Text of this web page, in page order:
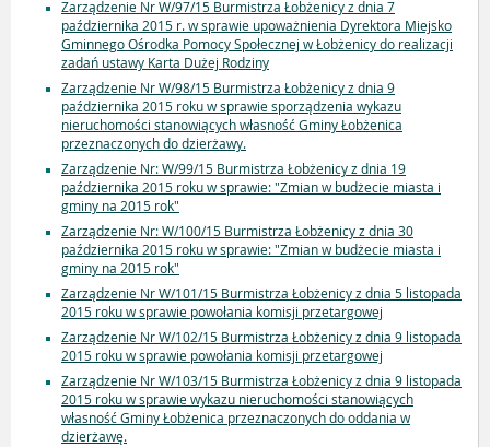
Zarządzenie Nr W/97/15 Burmistrza Łobżenicy z dnia 7
października 2015 r. w sprawie upoważnienia Dyrektora Miejsko
Gminnego Ośrodka Pomocy Społecznej w Łobżenicy do realizacji
zadań ustawy Karta Dużej Rodziny
Zarządzenie Nr W/98/15 Burmistrza Łobżenicy z dnia 9
października 2015 roku w sprawie sporządzenia wykazu
nieruchomości stanowiących własność Gminy Łobżenica
przeznaczonych do dzierżawy.
Zarządzenie Nr: W/99/15 Burmistrza Łobżenicy z dnia 19
października 2015 roku w sprawie: "Zmian w budżecie miasta i
gminy na 2015 rok"
Zarządzenie Nr: W/100/15 Burmistrza Łobżenicy z dnia 30
października 2015 roku w sprawie: "Zmian w budżecie miasta i
gminy na 2015 rok"
Zarządzenie Nr W/101/15 Burmistrza Łobżenicy z dnia 5 listopada
2015 roku w sprawie powołania komisji przetargowej
Zarządzenie Nr W/102/15 Burmistrza Łobżenicy z dnia 9 listopada
2015 roku w sprawie powołania komisji przetargowej
Zarządzenie Nr W/103/15 Burmistrza Łobżenicy z dnia 9 listopada
2015 roku w sprawie wykazu nieruchomości stanowiących
własność Gminy Łobżenica przeznaczonych do oddania w
dzierżawę.